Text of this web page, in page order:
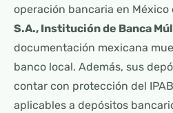
operación bancaria en México
S.A., Institución de Banca
documentación mexicana
banco local. Además, sus
contar con protección del
aplicables a depósitos